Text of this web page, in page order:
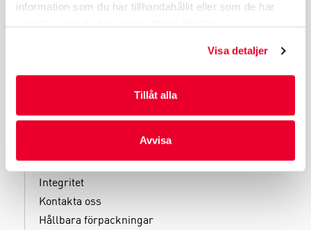
information som du har tillhandahållit eller som de har
Visa detaljer
Tillåt alla
Avvisa
Magasinering
Direkt mail
HJÄLP
Villkor
Integritet
Kontakta oss
Hållbara förpackningar